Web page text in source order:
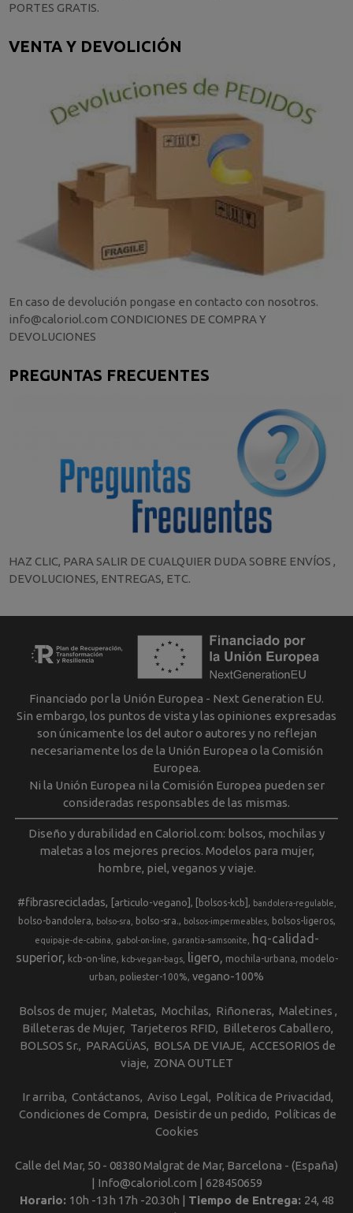
PORTES GRATIS.
VENTA Y DEVOLICIÓN
En caso de devolución pongase en contacto con nosotros.
info@caloriol.com CONDICIONES DE COMPRA Y
DEVOLUCIONES
PREGUNTAS FRECUENTES
HAZ CLIC, PARA SALIR DE CUALQUIER DUDA SOBRE ENVÍOS ,
DEVOLUCIONES, ENTREGAS, ETC.
Financiado por la Unión Europea - Next Generation EU.
Sin embargo, los puntos de vista y las opiniones expresadas
son únicamente los del autor o autores y no reflejan
necesariamente los de la Unión Europea o la Comisión
Europea.
Ni la Unión Europea ni la Comisión Europea pueden ser
consideradas responsables de las mismas.
Diseño y durabilidad en Caloriol.com: bolsos, mochilas y
maletas a los mejores precios. Modelos para mujer,
hombre, piel, veganos y viaje.
#fibrasrecicladas [articulo-vegano] [bolsos-kcb] bandolera-regulable
bolso-bandolera bolso-sra bolso-sra. bolsos-impermeables bolsos-ligeros
equipaje-de-cabina gabol-on-line garantia-samsonite
hq-calidad-
superior
kcb-on-line kcb-vegan-bags ligero mochila-urbana
modelo-
urban
poliester-100% vegano-100%
Bolsos de mujer Maletas Mochilas Riñoneras Maletines
Billeteras de Mujer Tarjeteros RFID
Billeteros Caballero
BOLSOS Sr.
PARAGÜAS BOLSA DE VIAJE ACCESORIOS de
viaje
ZONA OUTLET
Ir arriba Contáctanos Aviso Legal
Política de Privacidad
Condiciones de Compra
Desistir de un pedido
Políticas de
Cookies
Calle del Mar, 50 - 08380 Malgrat de Mar, Barcelona - (España)
| Info@caloriol.com | 628450659
Horario: 10h -13h 17h -20.30h | Tiempo de Entrega: 24, 48